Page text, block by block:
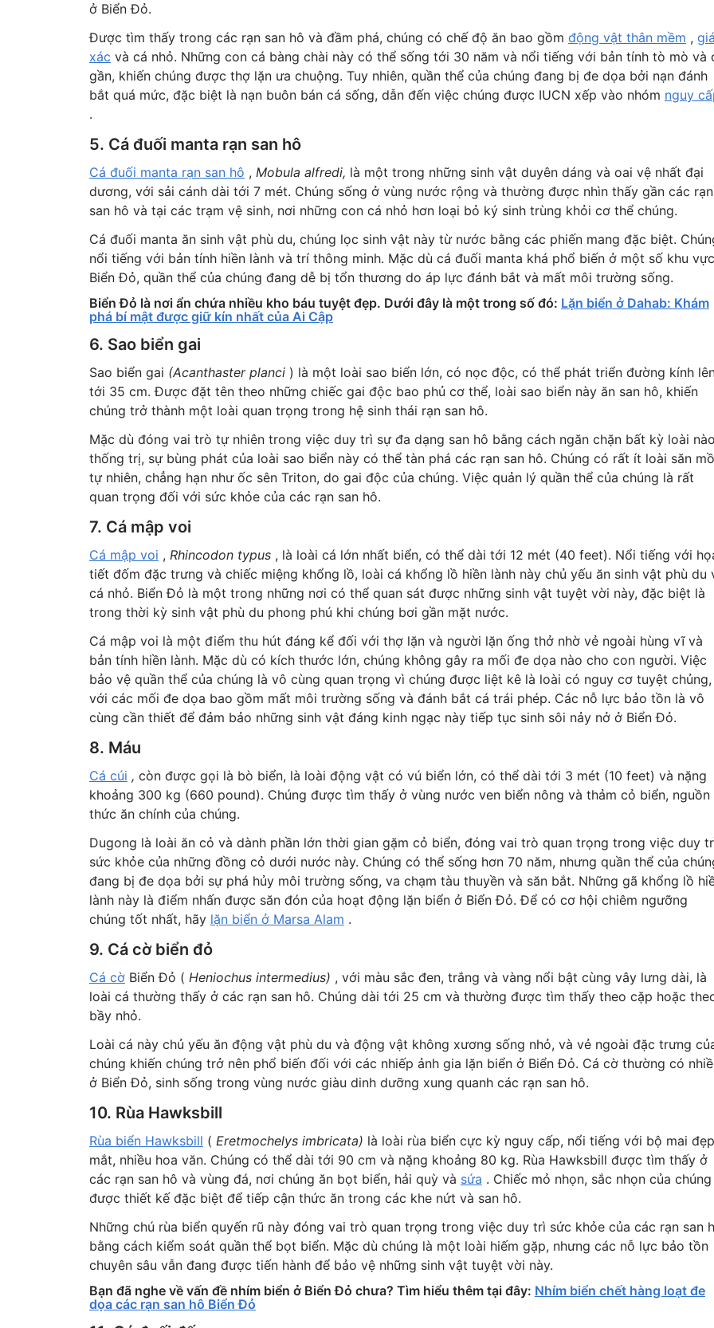
ở Biển Đỏ.
Được tìm thấy trong các rạn san hô và đầm phá, chúng có chế độ ăn bao gồm động vật thân mềm ,
xác và cá nhỏ. Những con cá bàng chài này có thể sống tới 30 năm và nổi tiếng với bản tính tò mò và
gần, khiến chúng được thợ lặn ưa chuộng. Tuy nhiên, quần thể của chúng đang bị đe dọa bởi nạn đánh
bắt quá mức, đặc biệt là nạn buôn bán cá sống, dẫn đến việc chúng được IUCN xếp vào nhóm nguy
.
5. Cá đuối manta rạn san hô
Cá đuối manta rạn san hô , Mobula alfredi, là một trong những sinh vật duyên dáng và oai vệ nhất đại
dương, với sải cánh dài tới 7 mét. Chúng sống ở vùng nước rộng và thường được nhìn thấy gần các rạn
san hô và tại các trạm vệ sinh, nơi những con cá nhỏ hơn loại bỏ ký sinh trùng khỏi cơ thể chúng.
Cá đuối manta ăn sinh vật phù du, chúng lọc sinh vật này từ nước bằng các phiến mang đặc biệt.
nổi tiếng với bản tính hiền lành và trí thông minh. Mặc dù cá đuối manta khá phổ biến ở một số khu vực
Biển Đỏ, quần thể của chúng đang dễ bị tổn thương do áp lực đánh bắt và mất môi trường sống.
Biển Đỏ là nơi ẩn chứa nhiều kho báu tuyệt đẹp. Dưới đây là một trong số đó: Lặn biển ở Dahab: Khám
phá bí mật được giữ kín nhất của Ai Cập
6. Sao biển gai
Sao biển gai (Acanthaster planci) là một loài sao biển lớn, có nọc độc, có thể phát triển đường kính
tới 35 cm. Được đặt tên theo những chiếc gai độc bao phủ cơ thể, loài sao biển này ăn san hô, khiến
chúng trở thành một loài quan trọng trong hệ sinh thái rạn san hô.
Mặc dù đóng vai trò tự nhiên trong việc duy trì sự đa dạng san hô bằng cách ngăn chặn bất kỳ loài nào
thống trị, sự bùng phát của loài sao biển này có thể tàn phá các rạn san hô. Chúng có rất ít loài săn
tự nhiên, chẳng hạn như ốc sên Triton, do gai độc của chúng. Việc quản lý quần thể của chúng là rất
quan trọng đối với sức khỏe của các rạn san hô.
7. Cá mập voi
Cá mập voi , Rhincodon typus, là loài cá lớn nhất biển, có thể dài tới 12 mét (40 feet). Nổi tiếng với
tiết đốm đặc trưng và chiếc miệng khổng lồ, loài cá khổng lồ hiền lành này chủ yếu ăn sinh vật phù du
cá nhỏ. Biển Đỏ là một trong những nơi có thể quan sát được những sinh vật tuyệt vời này, đặc biệt là
trong thời kỳ sinh vật phù du phong phú khi chúng bơi gần mặt nước.
Cá mập voi là một điểm thu hút đáng kể đối với thợ lặn và người lặn ống thở nhờ vẻ ngoài hùng vĩ và
bản tính hiền lành. Mặc dù có kích thước lớn, chúng không gây ra mối đe dọa nào cho con người. Việc
bảo vệ quần thể của chúng là vô cùng quan trọng vì chúng được liệt kê là loài có nguy cơ tuyệt chủng,
với các mối đe dọa bao gồm mất môi trường sống và đánh bắt cá trái phép. Các nỗ lực bảo tồn là vô
cùng cần thiết để đảm bảo những sinh vật đáng kinh ngạc này tiếp tục sinh sôi nảy nở ở Biển Đỏ.
8. Máu
Cá cúi , còn được gọi là bò biển, là loài động vật có vú biển lớn, có thể dài tới 3 mét (10 feet) và nặng
khoảng 300 kg (660 pound). Chúng được tìm thấy ở vùng nước ven biển nông và thảm cỏ biển, nguồn
thức ăn chính của chúng.
Dugong là loài ăn cỏ và dành phần lớn thời gian gặm cỏ biển, đóng vai trò quan trọng trong việc duy
sức khỏe của những đồng cỏ dưới nước này. Chúng có thể sống hơn 70 năm, nhưng quần thể của
đang bị đe dọa bởi sự phá hủy môi trường sống, va chạm tàu thuyền và săn bắt. Những gã khổng lồ
lành này là điểm nhấn được săn đón của hoạt động lặn biển ở Biển Đỏ. Để có cơ hội chiêm ngưỡng
chúng tốt nhất, hãy lặn biển ở Marsa Alam .
9. Cá cờ biển đỏ
Cá cờBiển Đỏ ( Heniochus intermedius) , với màu sắc đen, trắng và vàng nổi bật cùng vây lưng dài, là
loài cá thường thấy ở các rạn san hô. Chúng dài tới 25 cm và thường được tìm thấy theo cặp hoặc
bầy nhỏ.
Loài cá này chủ yếu ăn động vật phù du và động vật không xương sống nhỏ, và vẻ ngoài đặc trưng
chúng khiến chúng trở nên phổ biến đối với các nhiếp ảnh gia lặn biển ở Biển Đỏ. Cá cờ thường có
ở Biển Đỏ, sinh sống trong vùng nước giàu dinh dưỡng xung quanh các rạn san hô.
10. Rùa Hawksbill
Rùa biển Hawksbill ( Eretmochelys imbricata) là loài rùa biển cực kỳ nguy cấp, nổi tiếng với bộ mai đẹp
mắt, nhiều hoa văn. Chúng có thể dài tới 90 cm và nặng khoảng 80 kg. Rùa Hawksbill được tìm thấy ở
các rạn san hô và vùng đá, nơi chúng ăn bọt biển, hải quỳ và sứa . Chiếc mỏ nhọn, sắc nhọn của chúng
được thiết kế đặc biệt để tiếp cận thức ăn trong các khe nứt và san hô.
Những chú rùa biển quyến rũ này đóng vai trò quan trọng trong việc duy trì sức khỏe của các rạn san
bằng cách kiểm soát quần thể bọt biển. Mặc dù chúng là một loài hiếm gặp, nhưng các nỗ lực bảo tồn
chuyên sâu vẫn đang được tiến hành để bảo vệ những sinh vật tuyệt vời này.
Bạn đã nghe về vấn đề nhím biển ở Biển Đỏ chưa? Tìm hiểu thêm tại đây: Nhím biển chết hàng loạt đe
dọa các rạn san hô Biển Đỏ